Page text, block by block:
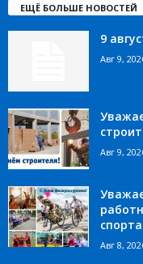
ЕЩЁ БОЛЬШЕ НОВОСТЕЙ
9
Авг 9,
Авг 9,
Авг 8,